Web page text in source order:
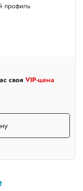
профиль
своя VIP-цена